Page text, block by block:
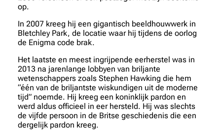
op.
In 2007 kreeg hij een gigantisch beeldhouwwerk in
Bletchley Park, de locatie waar hij tijdens de oorlog
de Enigma code brak.
Het laatste en meest ingrijpende eerherstel was in
2013 na jarenlange lobbyen van briljante
wetenschappers zoals Stephen Hawking die hem
“één van de briljantste wiskundigen uit de moderne
tijd” noemde. Hij kreeg een koninklijk pardon en
werd aldus officieel in eer hersteld. Hij was slechts
de vijfde persoon in de Britse geschiedenis die een
dergelijk pardon kreeg.